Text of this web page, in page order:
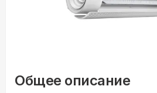
Общее описание